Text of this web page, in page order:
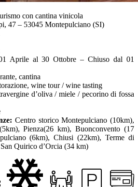
con cantina vinicola
47 – 53045 Montepulciano (SI)
Aprile al 30 Ottobre – Chiuso dal 01
cantina
wine tour / wine tasting
d’oliva / miele / pecorino di fossa
Centro storico Montepulciano (10km),
Pienza(26 km), Buonconvento (17
(6km), Chiusi (22km), Terme di
Quirico d’Orcia (34 km)